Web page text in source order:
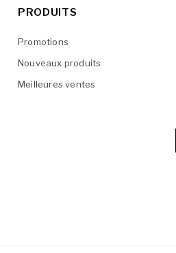
PRODUITS
Promotions
Nouveaux produits
Meilleures ventes